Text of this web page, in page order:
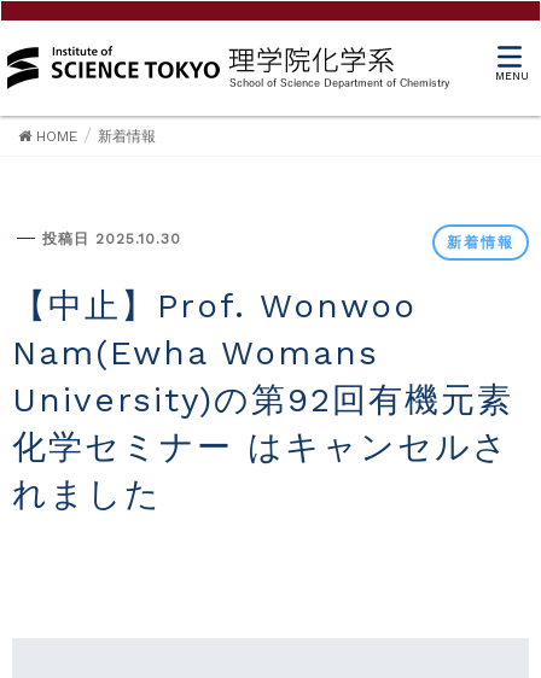
MENU
HOME 新着情報
投稿日 2025.10.30 新着情報
【中止】Prof. Wonwoo
Nam(Ewha Womans
University)の第92回有機元素
化学セミナー はキャンセルさ
れました